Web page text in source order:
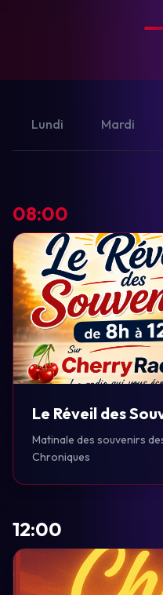
Lundi Mardi
08:00
Le Réveil des
Matinale des souvenirs
Chroniques
12:00